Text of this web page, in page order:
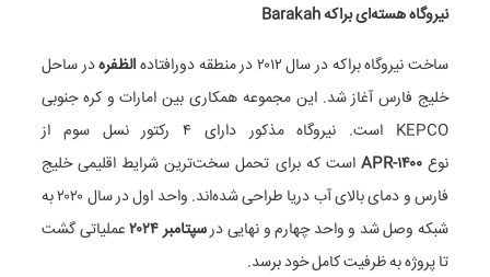
نیروگاه هسته‌ای براکهBarakah
ساخت نیروگاه براکه در سال ۲۰۱۲ در منطقه دورافتاده
الظفرهدر ساحل
خلیج فارس آغاز شد. این مجموعه همکاری بین امارات و کره جنوبی
KEPCO است. نیروگاه مذکور دارای ۴ رکتور نسل سوم از
نوعAPR-۱۴۰۰ است که برای تحمل سخت‌ترین شرایط اقلیمی خلیج
فارس و دمای بالای آب دریا طراحی شده‌اند. واحد اول در سال ۲۰۲۰ به
شبکه وصل شد و واحد چهارم و نهایی درسپتامبر۲۰۲۴عملیاتی گشت
تا پروژه به ظرفیت کامل خود برسد.